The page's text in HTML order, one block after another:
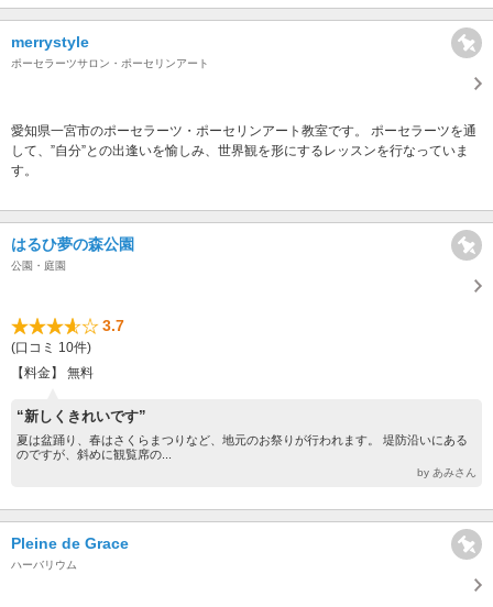
merrystyle
ポーセラーツサロン・ポーセリンアート
愛知県一宮市のポーセラーツ・ポーセリンアート教室です。 ポーセラーツを通
して、”自分”との出逢いを愉しみ、世界観を形にするレッスンを行なっていま
す。
はるひ夢の森公園
公園・庭園
3.7
(口コミ 10件)
【料金】 無料
“新しくきれいです”
夏は盆踊り、春はさくらまつりなど、地元のお祭りが行われます。 堤防沿いにある
のですが、斜めに観覧席の...
by あみさん
Pleine de Grace
ハーバリウム